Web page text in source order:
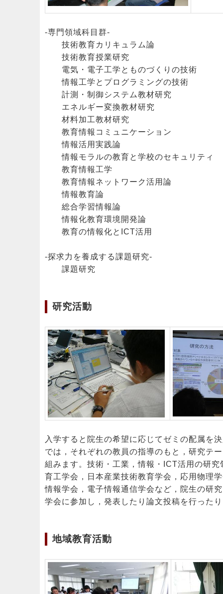
-専門領域科目群-
技術教育カリキュラム論
技術教育授業研究
電気・電子工学とものづくりの技術
情報工学とプログラミングの技術
計測・制御システム教材研究
エネルギー変換教材研究
材料加工教材研究
教育情報コミュニケーション
情報活用実践論
情報モラルの教育と学校のセキュリティ
教育情報工学
教育情報ネットワーク活用論
情報教育論
総合学習情報論
情報化教育環境開発論
教育の情報化とICT活用
-探求力を養成する課題研究-
課題研究
研究活動
入学すると院生の希望に応じてゼミの配属を
では，それぞれの教員の指導のもと，研究テ
組みます。技術・工業，情報・ICT活用の研究
育工学会，日本産業技術教育学会，応用物理
情報学会，電子情報通信学会など，院生の研
学会に参加し，発表したり論文投稿を行った
地域教育活動